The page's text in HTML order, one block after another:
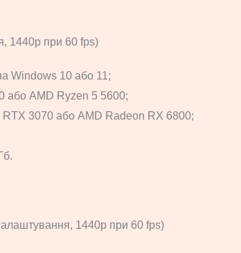
1440p при 60 fps)
Windows 10 або 11;
або AMD Ryzen 5 5600;
RTX 3070 або AMD Radeon RX 6800;
1440p при 60 fps)